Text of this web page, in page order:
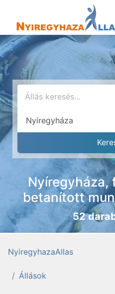
Nyíregyháza,
betanított
52
NyiregyhazaAllas
Állások